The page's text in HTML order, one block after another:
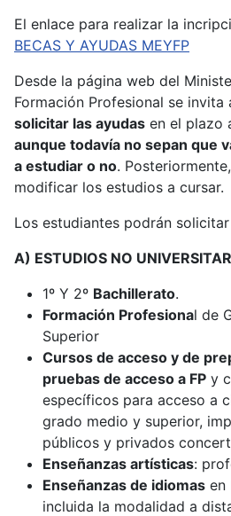
El enlace para realizar la
BECAS Y AYUDAS MEYFP
Desde la página web del
Formación Profesional se invita
solicitar las ayudas en el plazo
aunque todavía no sepan que
a estudiar o no.
modificar los estudios a cursar.
Los estudiantes podrán
A) ESTUDIOS NO
1º Y 2º Bachillerato.
Formación Profesional de
Superior
Cursos de acceso y de
pruebas de acceso a FP y
específicos para acceso a
grado medio y superior,
públicos y privados
Enseñanzas artísticas:
Enseñanzas de idiomas en
incluida la modalidad a